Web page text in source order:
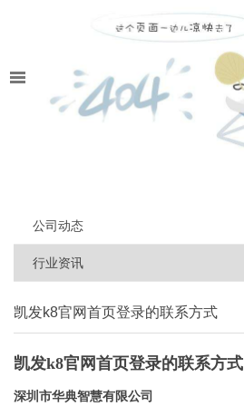
公司动态
行业资讯
凯发k8官网首页登录的联系方式
凯发k8官网首页登录的联系方式
深圳市华典智慧有限公司